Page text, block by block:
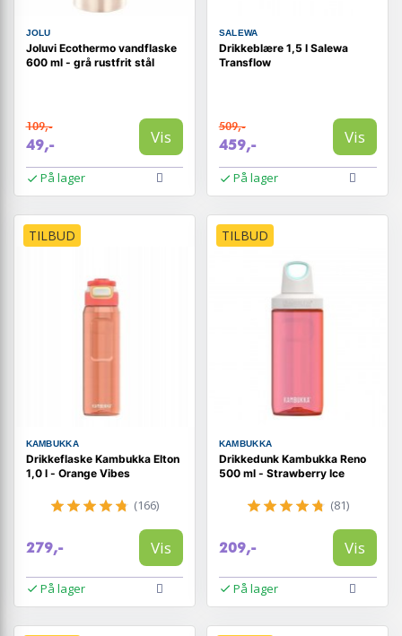
JOLU
Joluvi Ecothermo vandflaske
600 ml - grå rustfrit stål
109,-
49,- Vis
På lager
SALEWA
Drikkeblære 1,5 l Salewa
Transflow
509,-
459,- Vis
På lager
TILBUD
KAMBUKKA
Drikkeflaske Kambukka Elton
1,0 l - Orange Vibes
(166)
279,- Vis
På lager
TILBUD
KAMBUKKA
Drikkedunk Kambukka Reno
500 ml - Strawberry Ice
(81)
209,- Vis
På lager